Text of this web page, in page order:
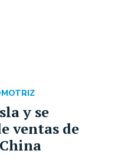
y se
ventas de